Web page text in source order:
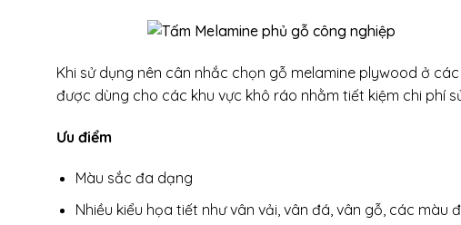
Khi sử dụng nên cân nhắc chọn gỗ melamine plywood ở
được dùng cho các khu vực khô ráo nhằm tiết kiệm chi phí
Ưu điểm
Màu sắc đa dạng
Nhiều kiểu họa tiết như vân vải, vân đá, vân gỗ, các màu